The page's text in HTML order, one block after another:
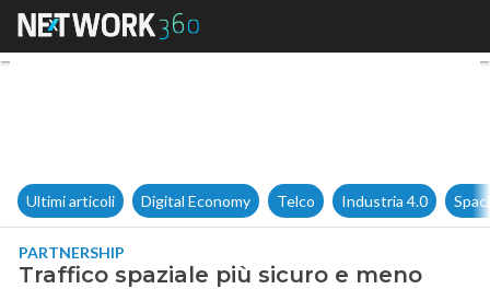
Traffico spaziale più sicuro e
Ultimi articoli Digital Economy Telco Industria 4.0
PARTNERSHIP
Traffico spaziale più sicuro e meno